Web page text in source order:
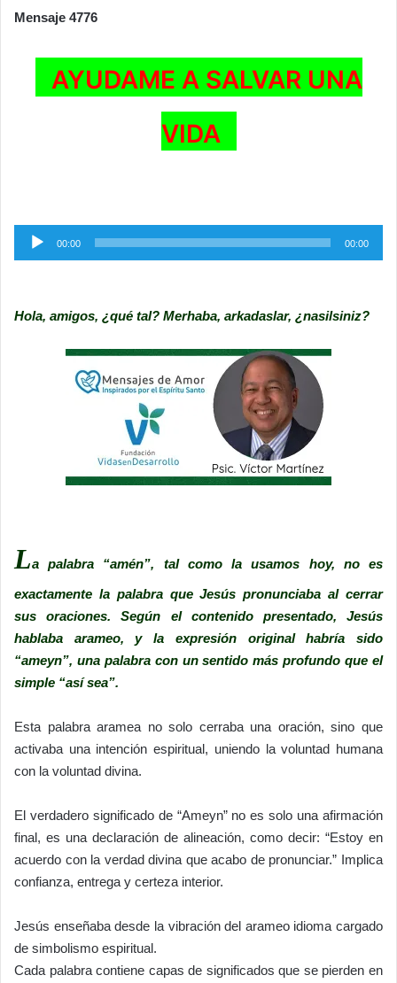
Mensaje 4776
AYUDAME A SALVAR UNA
VIDA
Reproductor
de
00:00 00:00
Hola, amigos, ¿qué tal? Merhaba, arkadaslar, ¿nasilsiniz?
La palabra “amén”, tal como la usamos hoy, no es
exactamente la palabra que Jesús pronunciaba al cerrar
sus oraciones. Según el contenido presentado, Jesús
hablaba arameo, y la expresión original habría sido
“ameyn”, una palabra con un sentido más profundo que el
simple “así sea”.
Esta palabra aramea no solo cerraba una oración, sino que
activaba una intención espiritual, uniendo la voluntad humana
con la voluntad divina.
El verdadero significado de “Ameyn” no es solo una afirmación
final, es una declaración de alineación, como decir: “Estoy en
acuerdo con la verdad divina que acabo de pronunciar.” Implica
confianza, entrega y certeza interior.
Jesús enseñaba desde la vibración del arameo idioma cargado
de simbolismo espiritual.
Cada palabra contiene capas de significados que se pierden en